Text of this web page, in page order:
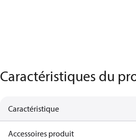
Caractéristiques du
Caractéristique
Accessoires produit